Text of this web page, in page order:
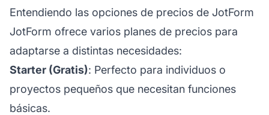
Entendiendo las opciones de precios de JotForm
JotForm ofrece varios planes de precios para
adaptarse a distintas necesidades:
Starter (Gratis): Perfecto para individuos o
proyectos pequeños que necesitan funciones
básicas.